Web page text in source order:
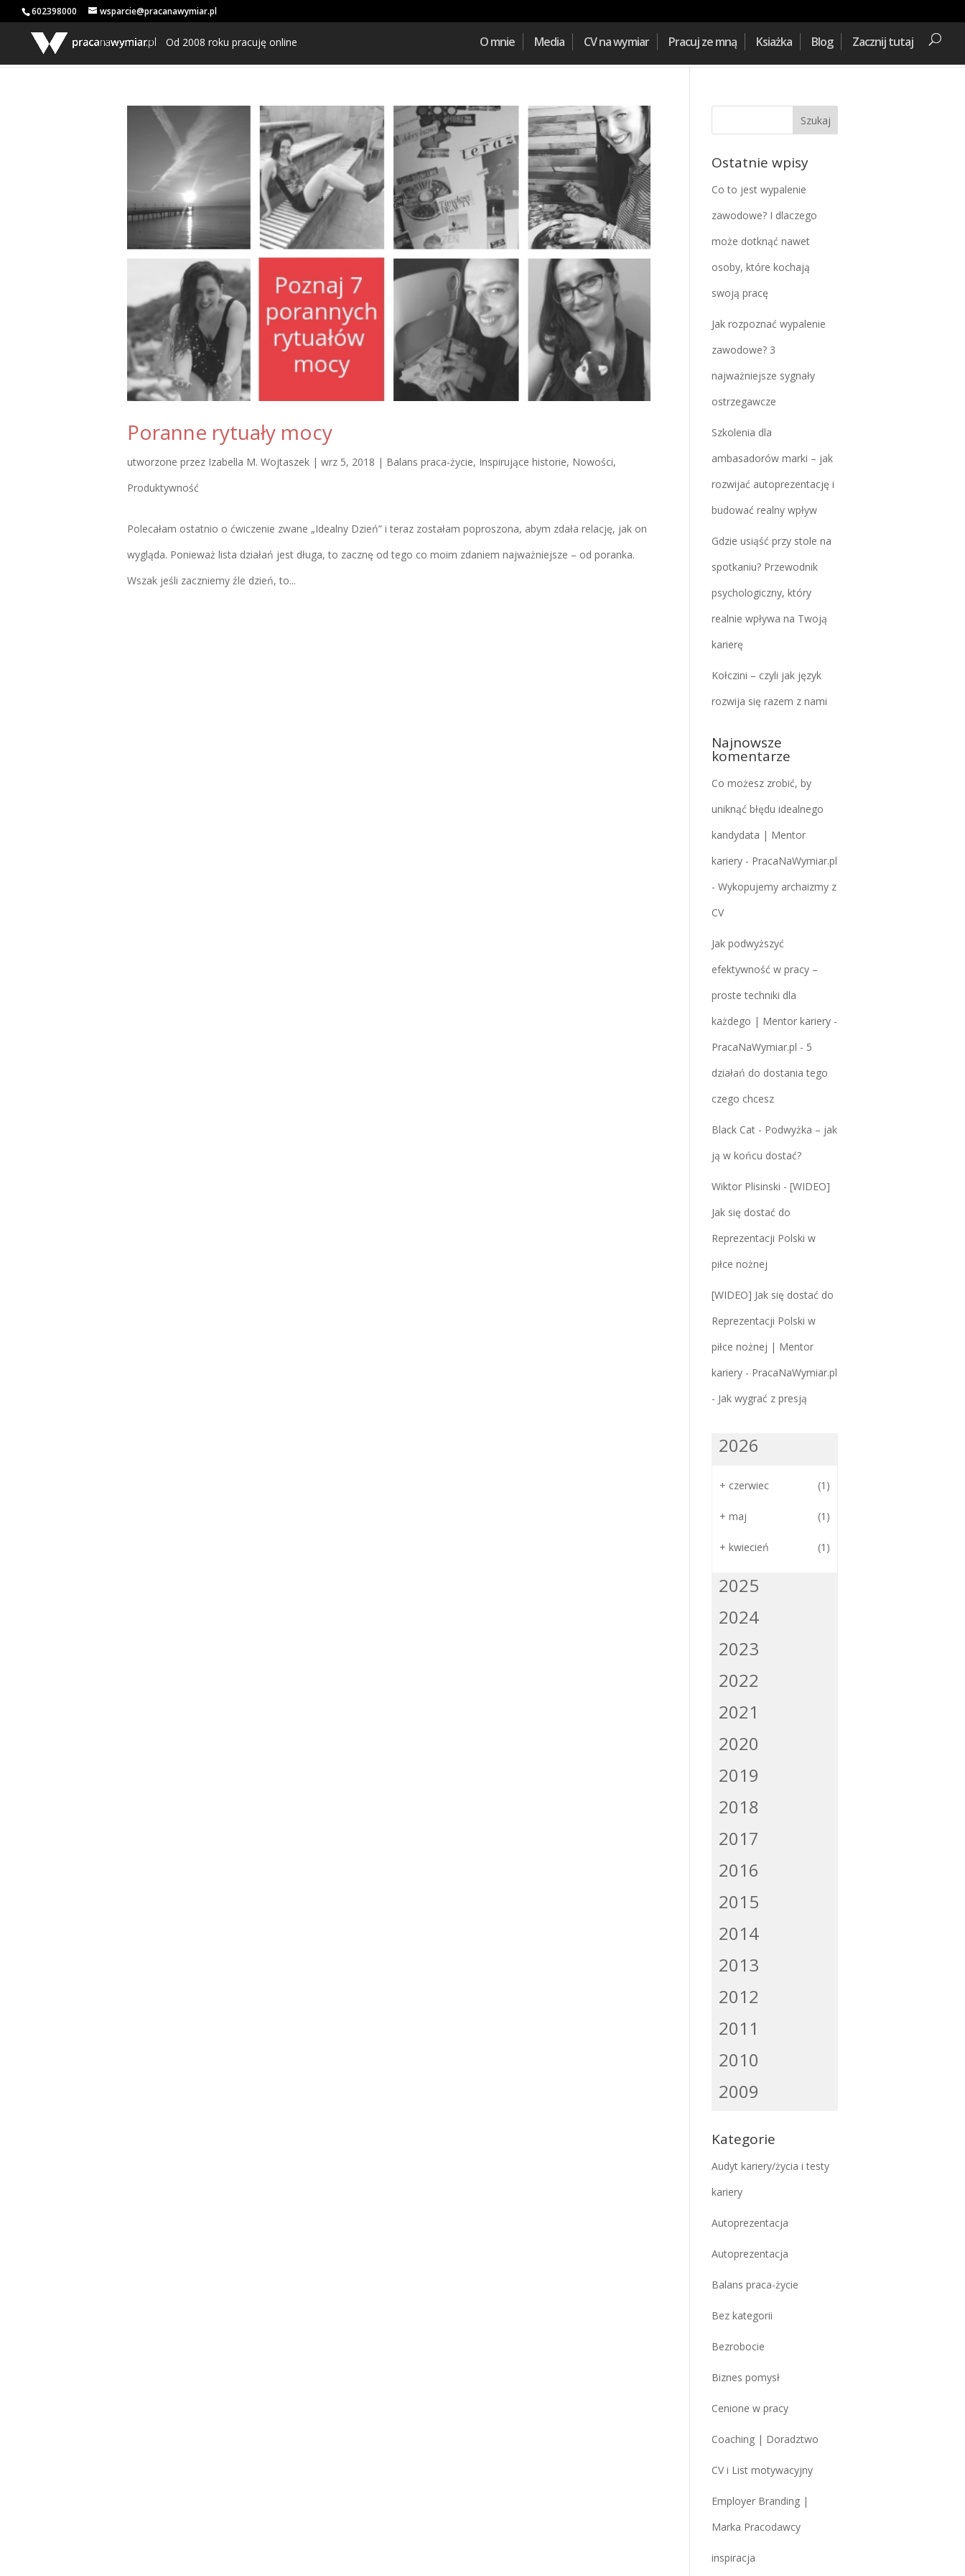
602398000 wsparcie@pracanawymiar.pl
Od 2008 roku pracuję online O mnie Media CV na wymiar Pracuj ze mną Ksiażka Blog Zacznij tutaj
Poranne rytuały mocy
utworzone przez Izabella M. Wojtaszek| wrz 5, 2018 | Balans praca-życie, Inspirujące historie, Nowości,
Produktywność
Polecałam ostatnio o ćwiczenie zwane „Idealny Dzień” i teraz zostałam poproszona, abym zdała relację, jak on
wygląda. Ponieważ lista działań jest długa, to zacznę od tego co moim zdaniem najważniejsze – od poranka.
Wszak jeśli zaczniemy źle dzień, to...
Ostatnie wpisy
Co to jest wypalenie
zawodowe? I dlaczego
może dotknąć nawet
osoby, które kochają
swoją pracę
Jak rozpoznać wypalenie
zawodowe? 3
najważniejsze sygnały
ostrzegawcze
Szkolenia dla
ambasadorów marki – jak
rozwijać autoprezentację i
budować realny wpływ
Gdzie usiąść przy stole na
spotkaniu? Przewodnik
psychologiczny, który
realnie wpływa na Twoją
karierę
Kołczini – czyli jak język
rozwija się razem z nami
Najnowsze
komentarze
Co możesz zrobić, by
uniknąć błędu idealnego
kandydata | Mentor
kariery - PracaNaWymiar.pl
- Wykopujemy archaizmy z
CV
Jak podwyższyć
efektywność w pracy –
proste techniki dla
każdego | Mentor kariery -
PracaNaWymiar.pl - 5
działań do dostania tego
czego chcesz
Black Cat- Podwyżka – jak
ją w końcu dostać?
Wiktor Plisinski - [WIDEO]
Jak się dostać do
Reprezentacji Polski w
piłce nożnej
[WIDEO] Jak się dostać do
Reprezentacji Polski w
piłce nożnej | Mentor
kariery - PracaNaWymiar.pl
- Jak wygrać z presją
2026
+ czerwiec (1)
+ maj (1)
+ kwiecień (1)
2025
2024
2023
2022
2021
2020
2019
2018
2017
2016
2015
2014
2013
2012
2011
2010
2009
Kategorie
Audyt kariery/życia i testy
kariery
Autoprezentacja
Autoprezentacja
Balans praca-życie
Bez kategorii
Bezrobocie
Biznes pomysł
Cenione w pracy
Coaching | Doradztwo
CV i List motywacyjny
Employer Branding |
Marka Pracodawcy
inspiracja